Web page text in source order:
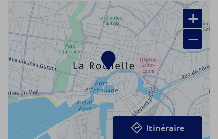
+
−
Itinéraire